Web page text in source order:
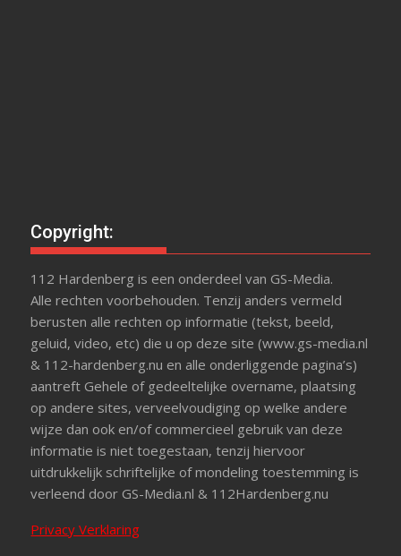
Copyright:
112 Hardenberg is een onderdeel van GS-Media.
Alle rechten voorbehouden. Tenzij anders vermeld
berusten alle rechten op informatie (tekst, beeld,
geluid, video, etc) die u op deze site (www.gs-media.nl
& 112-hardenberg.nu en alle onderliggende pagina’s)
aantreft Gehele of gedeeltelijke overname, plaatsing
op andere sites, verveelvoudiging op welke andere
wijze dan ook en/of commercieel gebruik van deze
informatie is niet toegestaan, tenzij hiervoor
uitdrukkelijk schriftelijke of mondeling toestemming is
verleend door GS-Media.nl & 112Hardenberg.nu
Privacy Verklaring